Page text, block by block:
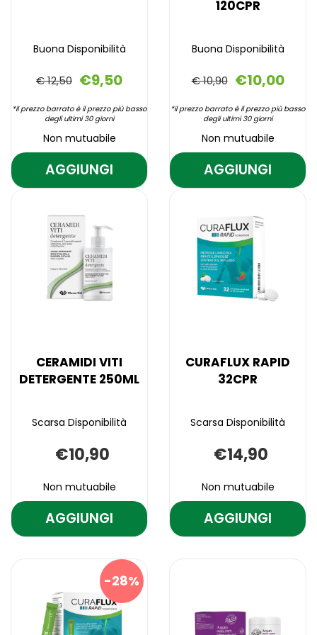
Buona Disponibilità
€ 12,50 €9,50
*il prezzo barrato è il prezzo più basso
degli ultimi 30 giorni
Non mutuabile
AGGIUNGIAGGIUNGI CALOMAX
FM
CARRELLO
30CPR alla
wishlist
FM
30CPR
120CPR
Buona Disponibilità
€ 10,90 €10,00
*il prezzo barrato è il prezzo più basso
degli ultimi 30 giorni
Non mutuabile
AGGIUNGI
AGGIUNGI
VEGETALE
CARRELLO
120CPR alla
wishlist
VEGETALE
120CPR
CERAMIDI VITI
DETERGENTE 250ML
Scarsa Disponibilità
€10,90
Non mutuabile
AGGIUNGIAGGIUNGI CERAMIDI
VITI
DETERGENTE
250ML AL
CARRELLO
DETERGENTE
250ML alla
wishlist
su CERAMIDI
DETERGENTE
250ML
CURAFLUX RAPID
32CPR
Scarsa Disponibilità
€14,90
Non mutuabile
AGGIUNGI
AGGIUNGI
RAPID
28%